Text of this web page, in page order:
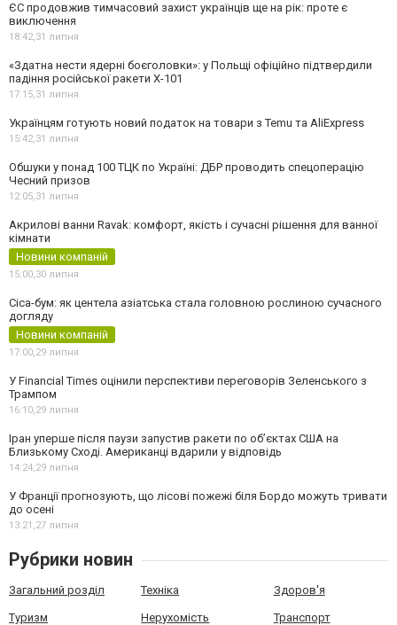
ЄС продовжив тимчасовий захист українців ще на рік: проте є
виключення
18:42,31 липня
«Здатна нести ядерні боєголовки»: у Польщі офіційно підтвердили
падіння російської ракети Х-101
17:15,31 липня
Українцям готують новий податок на товари з Temu та AliExpress
15:42,31 липня
Обшуки у понад 100 ТЦК по Україні: ДБР проводить спецоперацію
Чесний призов
12:05,31 липня
Акрилові ванни Ravak: комфорт, якість і сучасні рішення для ванної
кімнати
Новини компаній
15:00,30 липня
Cica-бум: як центела азіатська стала головною рослиною сучасного
догляду
Новини компаній
17:00,29 липня
У Financial Times оцінили перспективи переговорів Зеленського з
Трампом
16:10,29 липня
Іран уперше після паузи запустив ракети по обʼєктах США на
Близькому Сході. Американці вдарили у відповідь
14:24,29 липня
У Франції прогнозують, що лісові пожежі біля Бордо можуть тривати
до осені
13:21,27 липня
Рубрики новин
Загальний розділ Техніка Здоров'я
Туризм Нерухомість Транспорт